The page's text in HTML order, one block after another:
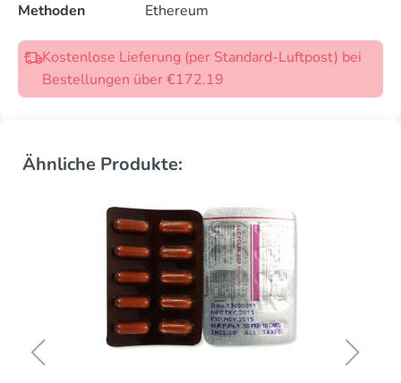
Methoden
Ethereum
Kostenlose Lieferung (per Standard-Luftpost) bei
Bestellungen über €172.19
Ähnliche Produkte: